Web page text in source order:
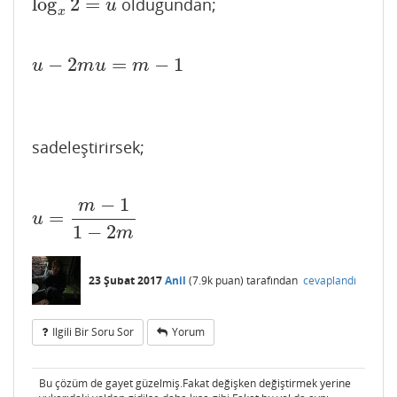
x u
logx2= u
u − 2mu = m − 1
u−2mu=m−1
sadeleştirirsek;
u =
m − 1
1 − 2m
u =m−11−2m
23 Şubat 2017Anil (7.9k puan) tarafından cevaplandı
Ilgili Bir Soru Sor Yorum
Bu çözüm de gayet güzelmiş.Fakat değişken değiştirmek yerine